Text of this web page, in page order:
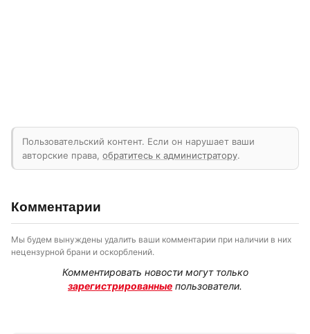
Пользовательский контент. Если он нарушает ваши
авторские права, обратитесь к администратору.
Комментарии
Мы будем вынуждены удалить ваши комментарии при наличии в них
нецензурной брани и оскорблений.
Комментировать новости могут только
зарегистрированные пользователи.